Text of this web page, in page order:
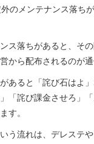
のメンテナンス落ち
ス落ちがあると、そ
から配布されるのが通
ると「詫び石はよ」
「詫び課金させろ」
す。
流れは、デレステ